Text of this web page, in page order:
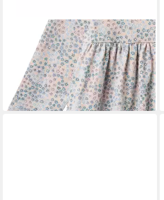
WHEAT
A-Linien-Kleid WHEAT Jersey
Dress L/S Sessa (1-tlg)
59,95 €
lieferbar - in 2-3 Werktagen bei dir